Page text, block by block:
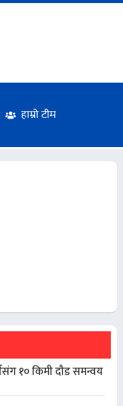
हाम्रो टीम
१० किमी दौड समन्वय